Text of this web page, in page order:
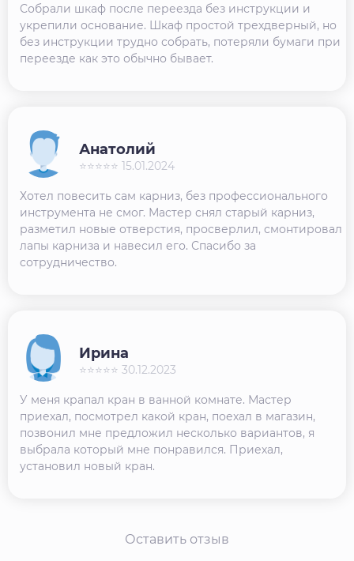
Собрали шкаф после переезда без инструкции и
укрепили основание. Шкаф простой трехдверный, но
без инструкции трудно собрать, потеряли бумаги при
переезде как это обычно бывает.
Хотел повесить сам карниз, без профессионального
инструмента не смог. Мастер снял старый карниз,
разметил новые отверстия, просверлил, смонтировал
лапы карниза и навесил его. Спасибо за
сотрудничество.
Анатолий
⭐⭐⭐⭐⭐ 15.01.2024
У меня крапал кран в ванной комнате. Мастер
приехал, посмотрел какой кран, поехал в магазин,
позвонил мне предложил несколько вариантов, я
выбрала который мне понравился. Приехал,
установил новый кран.
Ирина
⭐⭐⭐⭐⭐ 30.12.2023
Оставить отзыв